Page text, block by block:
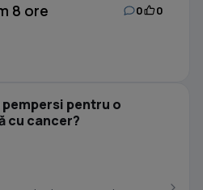
8 ore 0 0
pentru o
cu cancer?